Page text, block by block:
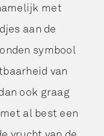
met
aan de
symbool
van
ook graag
al best een